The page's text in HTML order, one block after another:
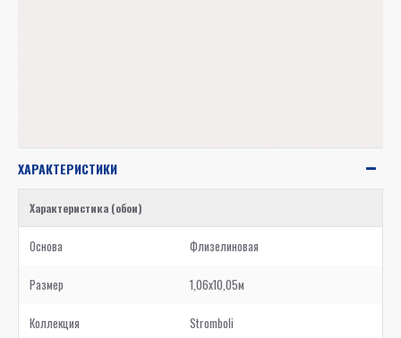
ХАРАКТЕРИСТИКИ
Характеристика (обои)
Основа Флизелиновая
Размер 1,06x10,05м
Коллекция Stromboli